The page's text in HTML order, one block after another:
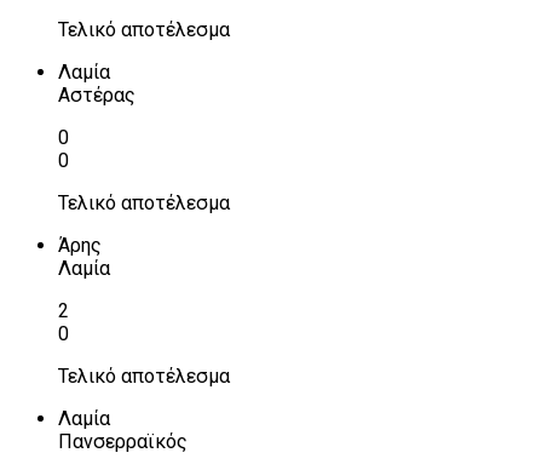
Τελικό αποτέλεσμα
Λαμία
Αστέρας
0
0
Τελικό αποτέλεσμα
Άρης
Λαμία
2
0
Τελικό αποτέλεσμα
Λαμία
Πανσερραϊκός